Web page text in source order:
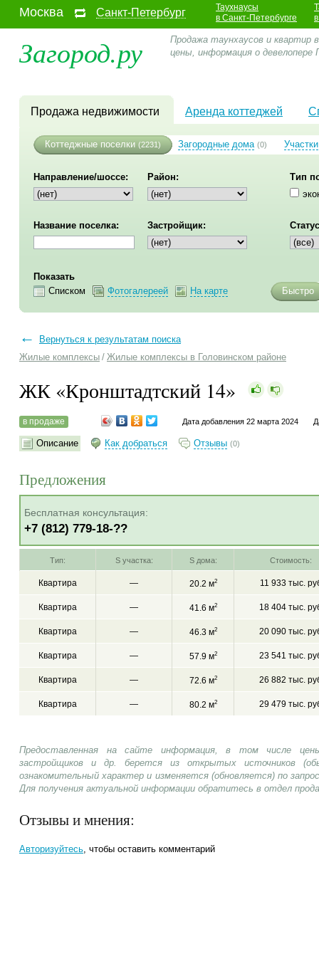
Москва Санкт-Петербург
Таухнаусы
в Санкт-Петербурге
Загород.ру
Продажа таунхаусов и квартир
цены, информация о
Продажа недвижимости Аренда коттеджей
Коттеджные поселки (2231) Загородные дома (0) Участки
Направление/шоссе: Район:
Тип
Название поселка: Застройщик:
Показать
Списком
Фотогалереей На карте Быстро
←
Вернуться к результатам поиска
Жилые комплексы / Жилые комплексы в Головинском районе
ЖК «Кронштадтский 14»
в продаже Дата добавления 22 марта 2024
Описание Как добраться Отзывы (0)
Предложения
Бесплатная консультация:
+7 (812) 779-18-??
Тип: S участка: S дома: Стоимость:
Квартира — 20.2 м2 11 933 тыс.
Квартира — 41.6 м2 18 404 тыс.
Квартира — 46.3 м2 20 090 тыс.
Квартира — 57.9 м2 23 541 тыс.
Квартира — 72.6 м2 26 882 тыс.
Квартира — 80.2 м2 29 479 тыс.
Предоставленная на сайте информация, в том числе
застройщиков и др. берется из открытых источников
ознакомительный характер и изменяется (обновляется) по
Для получения актуальной информации обратитесь в отдел
Отзывы и мнения:
Авторизуйтесь, чтобы оставить комментарий